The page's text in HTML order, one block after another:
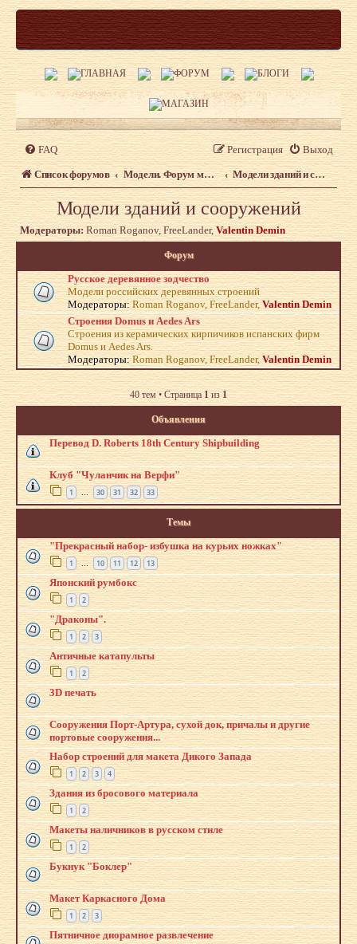
FAQ Выход
Регистрация
Список форумов Модели. Форум моделистов сайта shipmodeling.ru Модели зданий и сооружений
Модели зданий и сооружений
Модераторы: Roman Roganov,FreeLander,Valentin Demin
Форум
Русское деревянное зодчество
Модели российских деревянных строений
Модераторы: Roman Roganov,FreeLander,Valentin Demin
Строения Domus и Aedes Ars
Строения из керамических кирпичиков испанских фирм
Domus и Aedes Ars.
Модераторы: Roman Roganov,FreeLander,Valentin Demin
40 тем • Страница1из1
Объявления
Перевод D. Roberts 18th Century Shipbuilding
Клуб "Чуланчик на Верфи"
1 … 30 31 32 33
Темы
"Прекрасный набор- избушка на курьих ножках"
1 … 10 11 12 13
Японский румбокс
1 2
"Драконы".
1 2 3
Античные катапульты
1 2
3D печать
Сооружения Порт-Артура, сухой док, причалы и другие
портовые сооружения...
Набор строений для макета Дикого Запада
1 2 3 4
Здания из бросового материала
1 2
Макеты наличников в русском стиле
1 2
Букнук "Боклер"
Макет Каркасного Дома
1 2 3
Пятничное диорамное развлечение